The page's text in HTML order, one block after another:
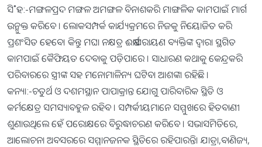
ସି˚ହ:-ମଙ୍ଗଳପ୍ରଦ ମଙ୍ଗଳ ଅମଙ୍ଗଳ ବିନାଶକରି ମାଙ୍ଗଳିକ କାମପାଇଁ ମାର୍ଗ
ଉନ୍ମୁକ୍ତ କରିବେ । ଲୋକସମ୍ପର୍କ କାର୍ଯ୍ୟକ୍ରମରେ ନିଜକୁ ନିୟୋଜିତ କରି
ପ୍ରଶଂସିତ ହେବେ। କିନ୍ତୁ ମଘା ନକ୍ଷତ୍ର ଈର୍ଷାପରାୟଣ ବ୍ୟକ୍ତିଙ୍କ ଦ୍ୱାରା ସ୍ଥଗିତ
କାମପାଇଁ କୈଫିୟତ ଦେବାକୁ ପଡ଼ିପାରେ । ସାଧାରଣ କଥାକୁ କେନ୍ଦ୍ରକରି
ପରିବାରରେ ସ୍ତ୍ରୀଙ୍କ ସହ ମନୋମାଳିନ୍ୟ ଘଟିବା ଆଶଙ୍କା ରହିଛି ।
କନ୍ୟା:-ଚତୁର୍ଥ ଓ ଦଶମସ୍ଥାନ ପାପାକ୍ରାନ୍ତ ଯୋଗୁ ପାରିବାରିକ ସ୍ଥିତି ଓ
କର୍ମକ୍ଷେତ୍ର ସମସ୍ୟାବହୁଳ ରହିବ । ସମ୍ପର୍କୀୟମାନେ ସମ୍ମୁଖରେ ହିତବାଣୀ
ଶୁଣାଉଥିଲେ ହେଁ ପରୋକ୍ଷରେ ବିରୁଦ୍ଧାଚରଣ କରିବେ । ସଭାସମିତିରେ,
ଆଲୋଚନା ଅବସରରେ ସମ୍ମାନଜନକ ସ୍ଥିତିରେ ରହିପାରନ୍ତି। ଯାତ୍ରା,ବାଣିଜ୍ୟ,